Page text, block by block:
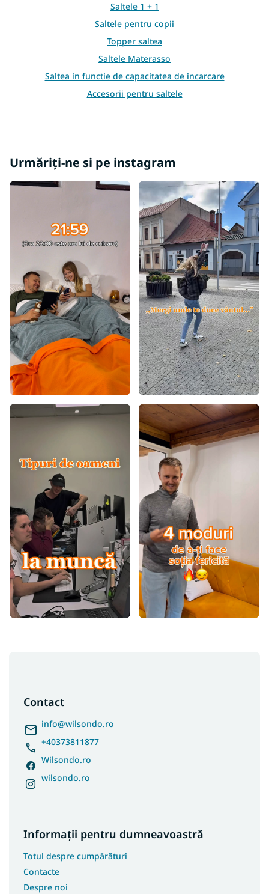
i
l
r
Saltele 1 + 1
Saltele pentru copii
Topper saltea
Saltele Materasso
Saltea in functie de capacitatea de incarcare
Accesorii pentru saltele
Urmăriți-ne si pe instagram
Contact
info@wilsondo.ro
+40373811877
Wilsondo.ro
wilsondo.ro
Informații pentru dumneavoastră
Totul despre cumpărături
Contacte
Despre noi